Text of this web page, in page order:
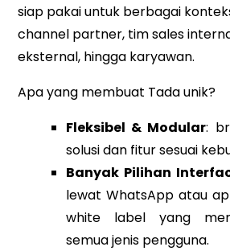
siap pakai untuk berbagai
channel partner, tim sales
eksternal, hingga karyawan.
Apa yang membuat Tada unik?
Fleksibel & Modular:
solusi dan fitur sesuai
Banyak Pilihan
lewat WhatsApp atau
white label yang
semua jenis pengguna.